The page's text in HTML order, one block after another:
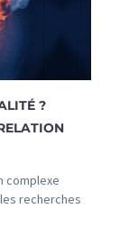
?
complexe
recherches